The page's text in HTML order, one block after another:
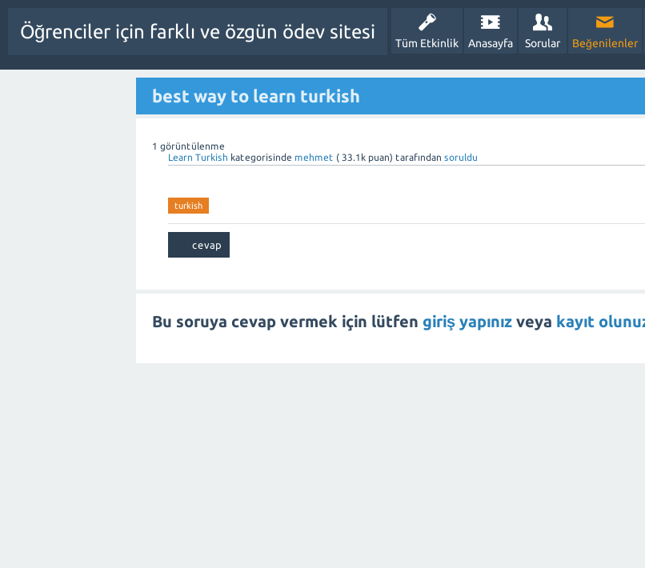
Öğrenciler için farklı ve özgün ödev sitesi
Tüm Etkinlik Anasayfa Sorular Beğenilenler
best way to learn turkish
1 görüntülenme
Learn Turkish kategorisinde mehmet ( 33.1k puan) tarafından soruldu
turkish
Bu soruya cevap vermek için lütfen giriş yapınız veya kayıt